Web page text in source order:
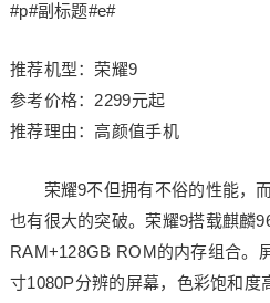
#p#副标题#e#
推荐机型：荣耀9
参考价格：2299元起
推荐理由：高颜值手机
荣耀9不但拥有不俗的性能，而
也有很大的突破。荣耀9搭载麒麟
RAM+128GB ROM的内存组合。
寸1080P分辨的屏幕，色彩饱和度